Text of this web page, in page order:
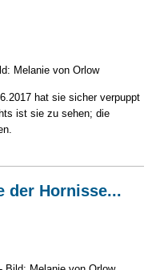
Melanie von Orlow
hat sie sicher verpuppt
ist sie zu sehen; die
der Hornisse...